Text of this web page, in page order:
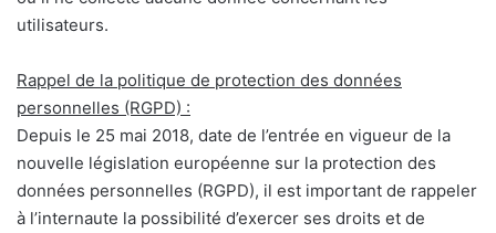
utilisateurs.
Rappel de la politique de protection des données
personnelles (RGPD) :
Depuis le 25 mai 2018, date de l’entrée en vigueur de la
nouvelle législation européenne sur la protection des
données personnelles (RGPD), il est important de rappeler
à l’internaute la possibilité d’exercer ses droits et de